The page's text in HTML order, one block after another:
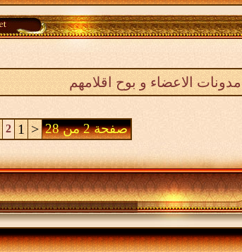
مدونات الاعضاء و بوح اقلامهم
صفحة 2 من 28 <
1
2